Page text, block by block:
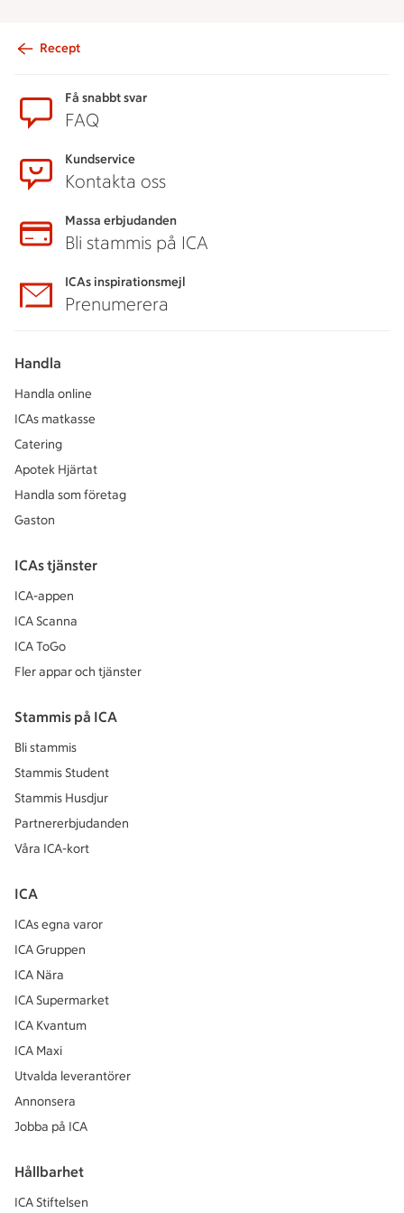
Recept
Få snabbt svar
FAQ
Kundservice
Kontakta oss
Massa erbjudanden
Bli stammis på ICA
ICAs inspirationsmejl
Prenumerera
Handla
Handla online
ICAs matkasse
Catering
Apotek Hjärtat
Handla som företag
Gaston
ICAs tjänster
ICA-appen
ICA Scanna
ICA ToGo
Fler appar och tjänster
Stammis på ICA
Bli stammis
Stammis Student
Stammis Husdjur
Partnererbjudanden
Våra ICA-kort
ICA
ICAs egna varor
ICA Gruppen
ICA Nära
ICA Supermarket
ICA Kvantum
ICA Maxi
Utvalda leverantörer
Annonsera
Jobba på ICA
Hållbarhet
ICA Stiftelsen